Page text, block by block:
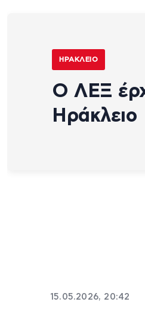
ΗΡΆΚΛΕΙΟ
Ο ΛΕΞ
Ηράκλειο
15.05.2026, 20:42